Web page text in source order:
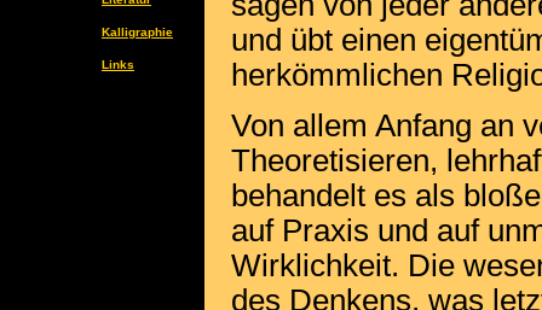
Kalligraphie
Links
und übt einen
herkömmlichen
Von allem Anfang an
Theoretisieren,
behandelt es als
auf Praxis und auf
Wirklichkeit. Die
des Denkens, was